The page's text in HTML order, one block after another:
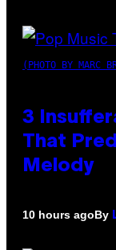
(PHOTO BY MARC
3
That
Melody
10 hours agoBy